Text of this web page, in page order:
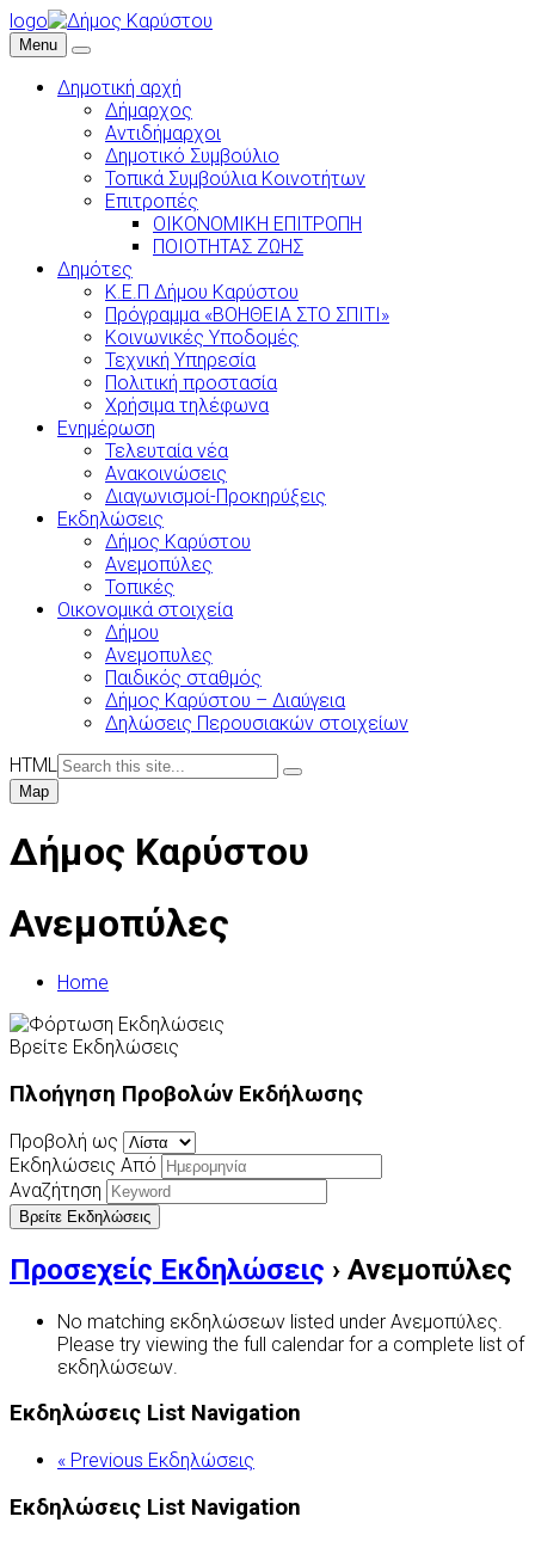
logo
Menu
Δημοτική αρχή
Δήμαρχος
Αντιδήμαρχοι
Δημοτικό Συμβούλιο
Τοπικά Συμβούλια Κοινοτήτων
Επιτροπές
ΟΙΚΟΝΟΜΙΚΗ ΕΠΙΤΡΟΠΗ
ΠΟΙΟΤΗΤΑΣ ΖΩΗΣ
Δημότες
Κ.Ε.Π Δήμου Καρύστου
Πρόγραμμα «ΒΟΗΘΕΙΑ ΣΤΟ ΣΠΙΤΙ»
Κοινωνικές Υποδομές
Τεχνική Υπηρεσία
Πολιτική προστασία
Χρήσιμα τηλέφωνα
Ενημέρωση
Τελευταία νέα
Ανακοινώσεις
Διαγωνισμοί-Προκηρύξεις
Εκδηλώσεις
Δήμος Καρύστου
Ανεμοπύλες
Τοπικές
Οικονομικά στοιχεία
Δήμου
Ανεμοπυλες
Παιδικός σταθμός
Δήμος Καρύστου – Διαύγεια
Δηλώσεις Περουσιακών στοιχείων
HTML
Map
Δήμος Καρύστου
Ανεμοπύλες
Home
Βρείτε Εκδηλώσεις
Πλοήγηση Προβολών Εκδήλωσης
Προβολή ως
Εκδηλώσεις Από
Αναζήτηση
Προσεχείς Εκδηλώσεις › Ανεμοπύλες
No matching εκδηλώσεων listed under Ανεμοπύλες.
Please try viewing the full calendar for a complete list of
εκδηλώσεων.
Εκδηλώσεις List Navigation
« Previous Εκδηλώσεις
Εκδηλώσεις List Navigation